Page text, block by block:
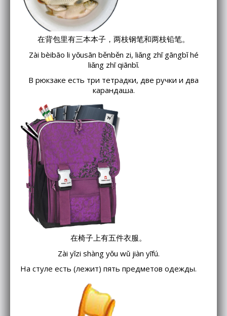
在背包里有三本本子，两枝钢笔和两枝铅笔。
Zài bèibāo li yǒusān běnběn zi, liǎng zhī gāngbǐ hé
liǎng zhī qiānbǐ.
В рюкзаке есть три тетрадки, две ручки и два
карандаша.
在椅子上有五件衣服。
Zài yǐzi shàng yǒu wǔ jiàn yīfú.
На стуле есть (лежит) пять предметов одежды.